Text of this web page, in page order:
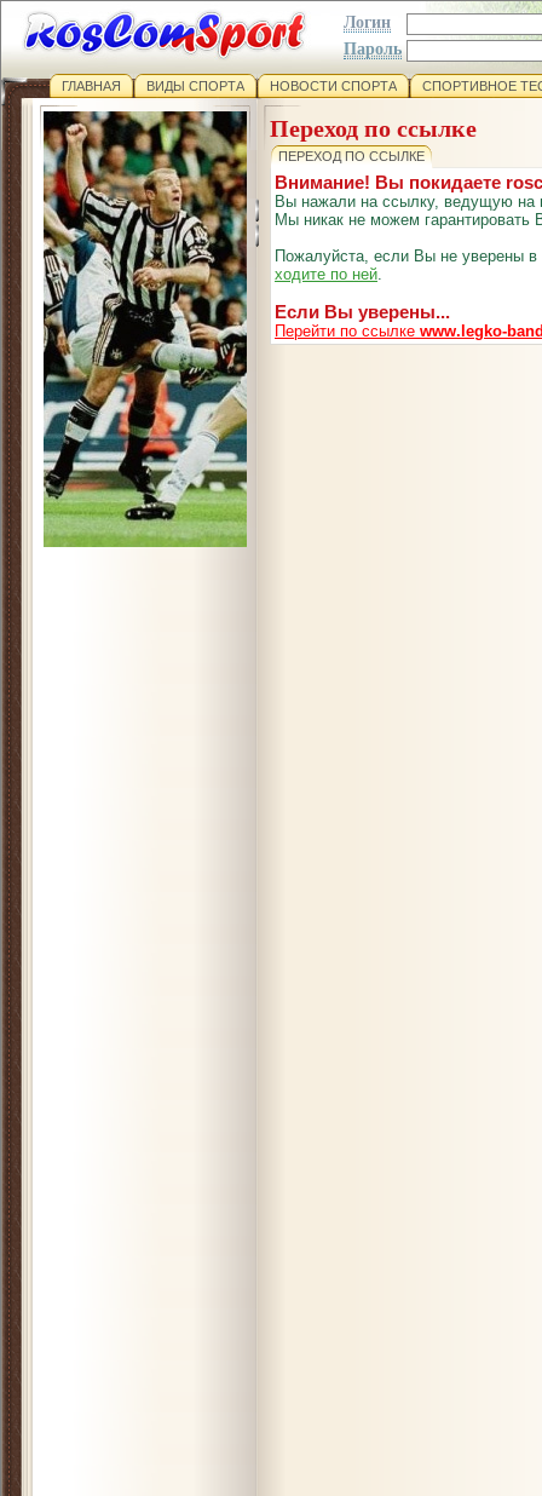
Логин
Пароль
ГЛАВНАЯ ВИДЫ СПОРТА НОВОСТИ СПОРТА СПОРТИВНОЕ
Переход по ссылке
ПЕРЕХОД ПО ССЫЛКЕ
Внимание! Вы покидаете
Вы нажали на ссылку, ведущую на
Мы никак не можем гарантировать
Пожалуйста, если Вы не уверены
ходите по ней.
Если Вы уверены...
Перейти по ссылке www.legko-